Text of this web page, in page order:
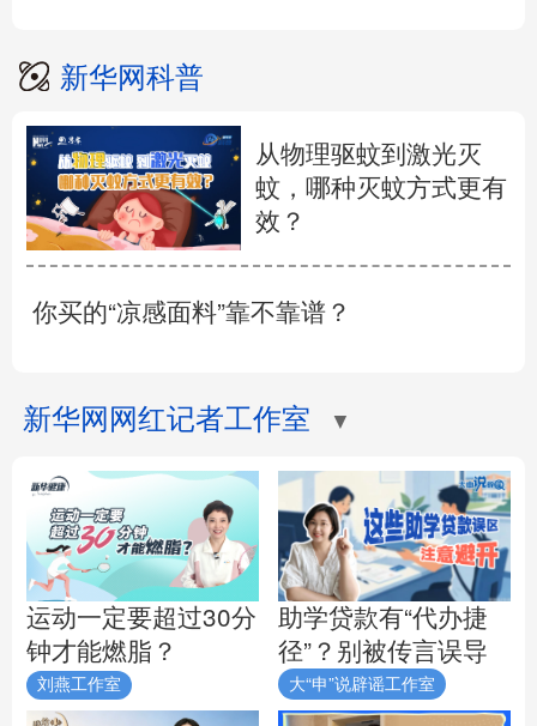
新华网科普
从物理驱蚊到激光灭
蚊，哪种灭蚊方式更有
效？
你买的“凉感面料”靠不靠谱？
新华网网红记者工作室 ▼
运动一定要超过30分
钟才能燃脂？
刘燕工作室
助学贷款有“代办捷
径”？别被传言误导
大“申”说辟谣工作室